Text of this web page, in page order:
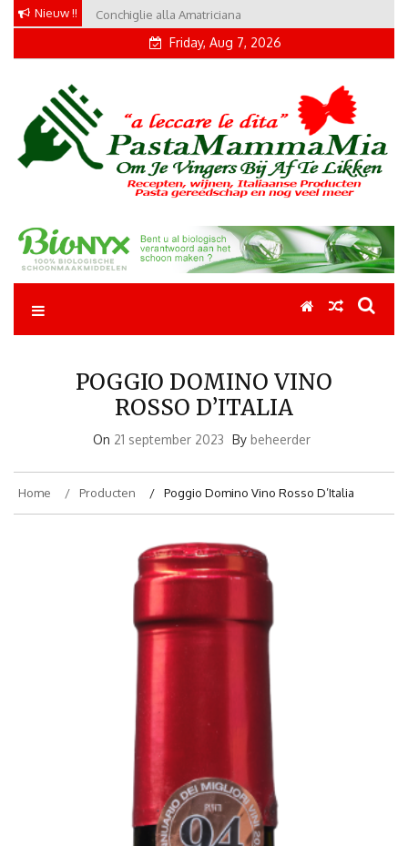
Skip
content
Nieuw !! Conchiglie alla Amatriciana
Friday, Aug 7, 2026
Pastamammamia
Pastarecepten om je vingers bij af te likken
POGGIO DOMINO VINO
ROSSO D’ITALIA
On 21 september 2023 By beheerder
Home Producten Poggio Domino Vino Rosso D’Italia